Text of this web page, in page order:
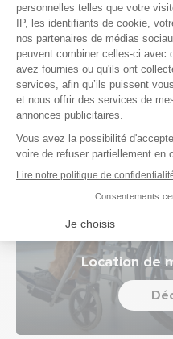
Pourquoi louer du
Bastide Le Confort
Location de